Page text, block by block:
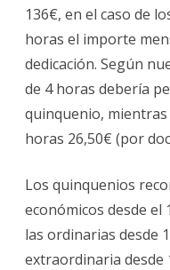
136€, en el caso de
horas el importe
dedicación. Según
de 4 horas debería
quinquenio, mientras
horas 26,50€ (por
Los quinquenios
económicos desde el
las ordinarias desde
extraordinaria desde